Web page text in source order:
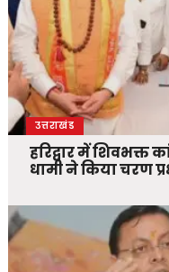
उत्तराखंड
हरिद्वार में शिवभक्त
धामी ने किया चरण